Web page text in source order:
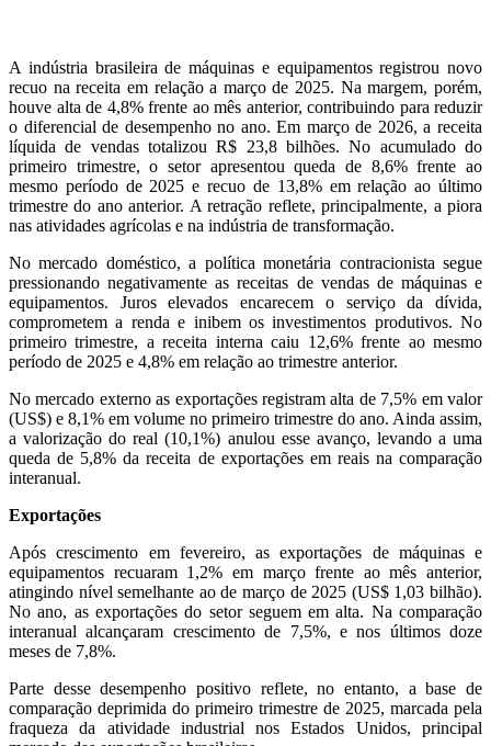
A indústria brasileira de máquinas e equipamentos registrou novo
recuo na receita em relação a março de 2025. Na margem, porém,
houve alta de 4,8% frente ao mês anterior, contribuindo para reduzir
o diferencial de desempenho no ano. Em março de 2026, a receita
líquida de vendas totalizou R$ 23,8 bilhões. No acumulado do
primeiro trimestre, o setor apresentou queda de 8,6% frente ao
mesmo período de 2025 e recuo de 13,8% em relação ao último
trimestre do ano anterior. A retração reflete, principalmente, a piora
nas atividades agrícolas e na indústria de transformação.
No mercado doméstico, a política monetária contracionista segue
pressionando negativamente as receitas de vendas de máquinas e
equipamentos. Juros elevados encarecem o serviço da dívida,
comprometem a renda e inibem os investimentos produtivos. No
primeiro trimestre, a receita interna caiu 12,6% frente ao mesmo
período de 2025 e 4,8% em relação ao trimestre anterior.
No mercado externo as exportações registram alta de 7,5% em valor
(US$) e 8,1% em volume no primeiro trimestre do ano. Ainda assim,
a valorização do real (10,1%) anulou esse avanço, levando a uma
queda de 5,8% da receita de exportações em reais na comparação
interanual.
Exportações
Após crescimento em fevereiro, as exportações de máquinas e
equipamentos recuaram 1,2% em março frente ao mês anterior,
atingindo nível semelhante ao de março de 2025 (US$ 1,03 bilhão).
No ano, as exportações do setor seguem em alta. Na comparação
interanual alcançaram crescimento de 7,5%, e nos últimos doze
meses de 7,8%.
Parte desse desempenho positivo reflete, no entanto, a base de
comparação deprimida do primeiro trimestre de 2025, marcada pela
fraqueza da atividade industrial nos Estados Unidos, principal